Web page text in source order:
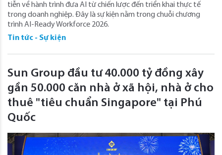
tiễn về hành trình đưa AI từ chiến lược đến triển khai thực tế
trong doanh nghiệp. Đây là sự kiện nằm trong chuỗi chương
trình AI-Ready Workforce 2026.
Tin tức - Sự kiện
Sun Group đầu tư 40.000 tỷ đồng xây
gần 50.000 căn nhà ở xã hội, nhà ở cho
thuê "tiêu chuẩn Singapore" tại Phú
Quốc